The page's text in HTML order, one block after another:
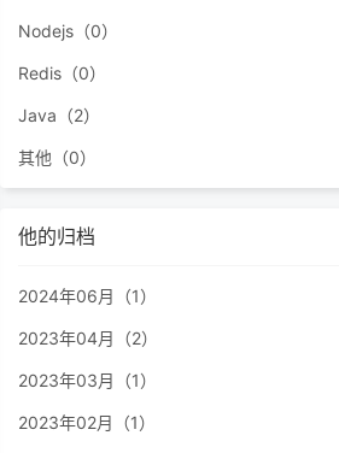
Nodejs（0）
Redis（0）
Java（2）
其他（0）
他的归档
2024年06月（1）
2023年04月（2）
2023年03月（1）
2023年02月（1）